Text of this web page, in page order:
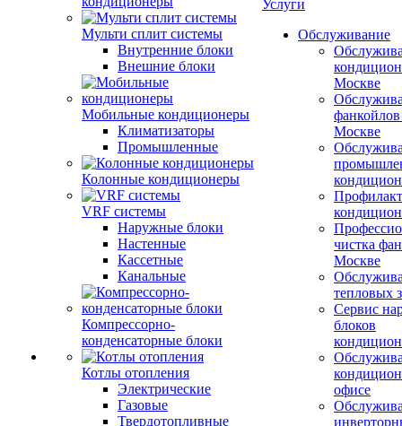
Мульти сплит системы
Внутренние блоки
Внешние блоки
Мобильные кондиционеры
Климатизаторы
Промышленные
Колонные кондиционеры
VRF системы
Наружные блоки
Настенные
Кассетные
Канальные
Компрессорно-
конденсаторные блоки
Котлы отопления
Электрические
Газовые
Твердотопливные
Услуги
Обслуживание
Москве
Москве
чистка
Москве
тепловых
Сервис
блоков
офисе